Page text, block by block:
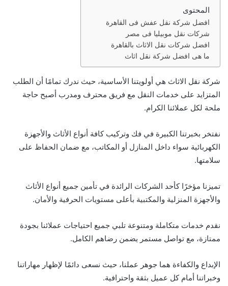
المحتوى
افضل شركة نقل عفش فى القاهرة
شركات نقل موبيليا فى مصر
افضل شركات نقل الاثاث بالقاهرة
ما هى افضل شركة نقل اثاث
شركة نقل الاثاث هي أولويتنا الأساسية، حيث ندرك تمامًا أن الطلب
المتزايد على خدمات النقل مع فريق محترف ومدرب أصبح حاجة
ملحة لكل عملائنا الكرام.
نفتخر بخبرتنا الكبيرة في فك وتركيب كافة أنواع الأثاث والأجهزة
الكهربائية سواء داخل المنازل أو المكاتب، مع ضمان الحفاظ على
سلامتها.
تميزنا مؤخرًا كأحد الشركات الرائدة في تأمين جميع أنواع الأثاث
والأجهزة المنزلية والمكتبية بأعلى مستويات الحرفية والأمان.
نقدم خدمات متكاملة ومتنوعة تلبي جميع احتياجات عملائنا بجودة
ممتازة، مع تواصل مستمر يضمن رضاهم الكامل.
الإبداع والكفاءة هما جوهر عملنا، حيث نسعى دائمًا لإظهار مهاراتنا
وخبراتنا أمام كل عميل بثقة واحترافية.